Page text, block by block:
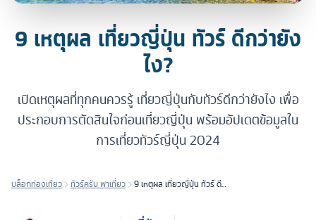
9 เหตุผล เที่ยวญี่ปุ่น ทัวร์ ดีกว่ายัง
ไง?
เปิดเหตุผลที่ทุกคนควรรู้ เที่ยวญี่ปุ่นกับทัวร์ดีกว่ายังไง เพื่อ
ประกอบการตัดสินใจก่อนเที่ยวญี่ปุ่น พร้อมอัปเดตข้อมูลใน
การเที่ยวทัวร์ญี่ปุ่น 2024
บล็อกท่องเที่ยว ทัวร์ครับ พาเที่ยว
9 เหตุผล เที่ยวญี่ปุ่น ทัวร์ ดี